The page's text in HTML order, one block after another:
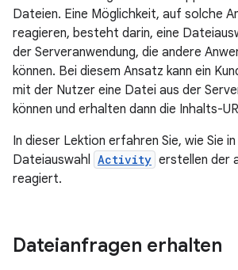
Dateien. Eine Möglichkeit, auf solche
reagieren, besteht darin, eine
der Serveranwendung, die andere
können. Bei diesem Ansatz kann ein
mit der Nutzer eine Datei aus der
können und erhalten dann die Inhalts-
In dieser Lektion erfahren Sie, wie Sie
Dateiauswahl Activity erstellen der
reagiert.
Dateianfragen erhalten